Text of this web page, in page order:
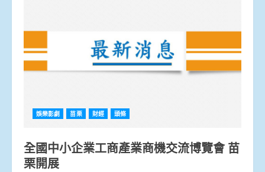
娛樂影劇 苗栗 財經 頭條
全國中小企業工商產業商機交流博覽會 苗
栗開展